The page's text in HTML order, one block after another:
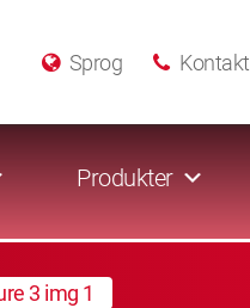
Kontakt
Sprog
Produkter
3 img 1